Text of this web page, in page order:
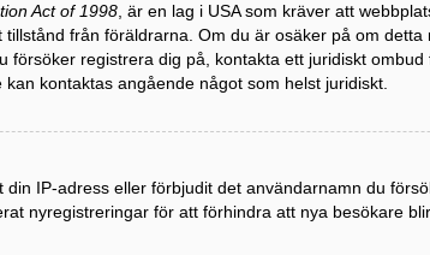
Act of 1998, är en lag i USA som kräver att
från föräldrarna. Om du är osäker på om
försöker registrera dig på, kontakta ett juridiskt
kontaktas angående något som helst juridiskt.
IP-adress eller förbjudit det användarnamn du
nyregistreringar för att förhindra att nya besökare